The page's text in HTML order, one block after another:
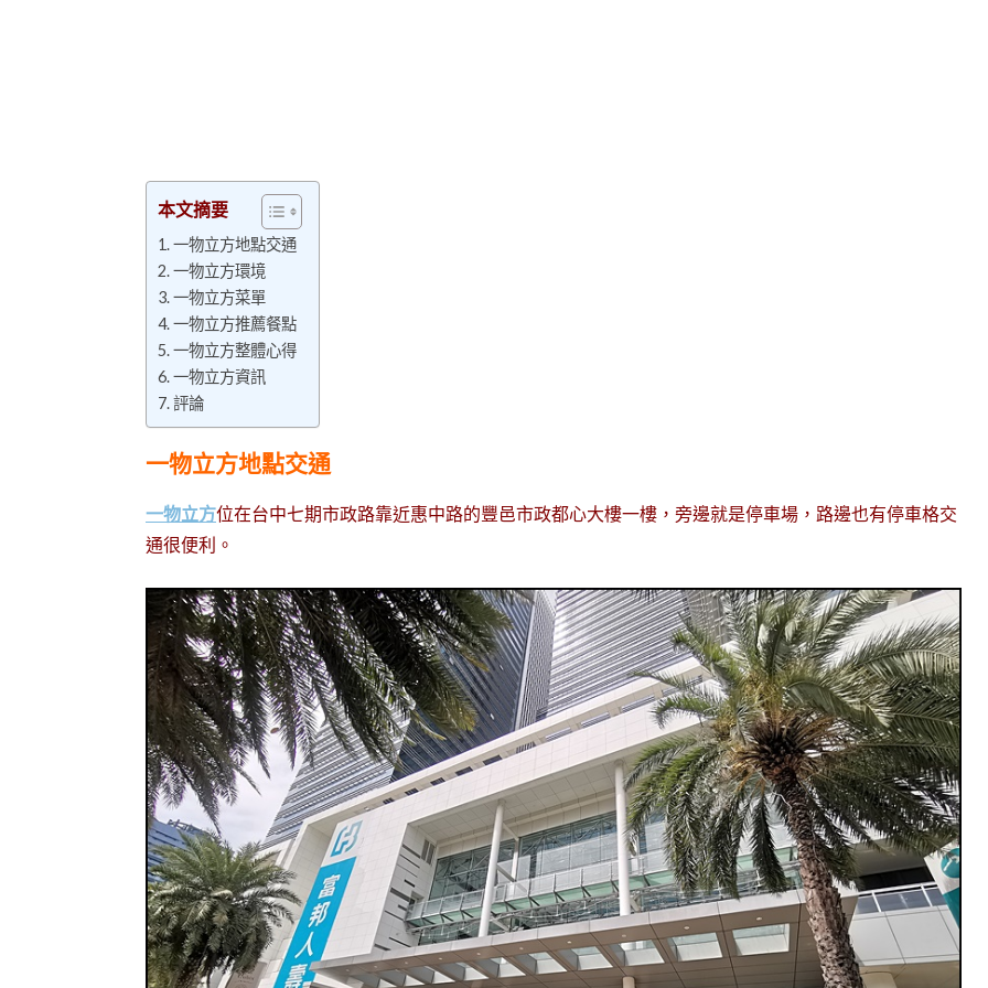
本文摘要
一物立方地點交通
一物立方環境
一物立方菜單
一物立方推薦餐點
一物立方整體心得
一物立方資訊
評論
一物立方地點交通
一物立方位在台中七期市政路靠近惠中路的豐邑市政都心大樓一樓，旁邊就是停車場，路邊也有停車格交
通很便利。